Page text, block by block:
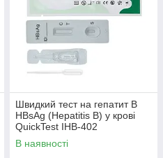
Швидкий тест на гепатит B
HBsAg (Hepatitis B) у крові
QuickTest IHB-402
В наявності